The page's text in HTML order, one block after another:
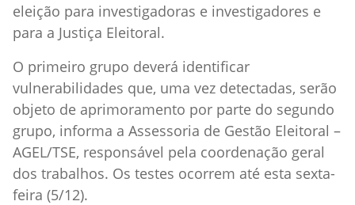
eleição para investigadoras e investigadores e
para a Justiça Eleitoral.
O primeiro grupo deverá identificar
vulnerabilidades que, uma vez detectadas, serão
objeto de aprimoramento por parte do segundo
grupo, informa a Assessoria de Gestão Eleitoral –
AGEL/TSE, responsável pela coordenação geral
dos trabalhos. Os testes ocorrem até esta sexta-
feira (5/12).